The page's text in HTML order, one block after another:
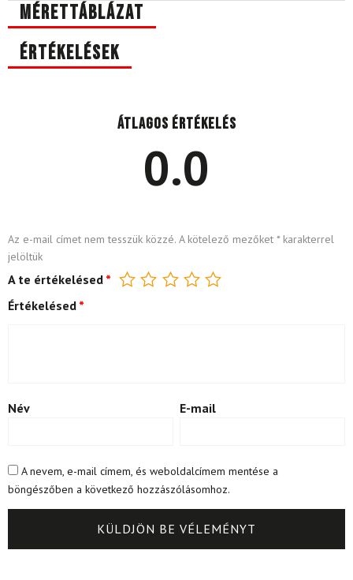
Mérettáblázat
Értékelések
Átlagos értékelés
0.0
Az e-mail címet nem tesszük közzé. A kötelező mezőket *karakterrel
jelöltük
A te értékelésed *
Értékelésed *
Név E-mail
A nevem, e-mail címem, és weboldalcímem mentése a
böngészőben a következő hozzászólásomhoz.